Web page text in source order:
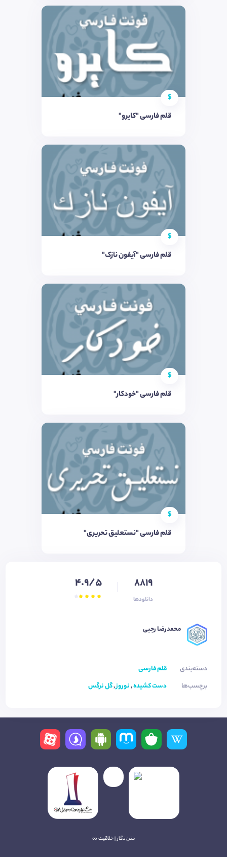
$
قلم فارسی "کایرو"
$
قلم فارسی "آیفون نازک"
$
قلم فارسی "خودکار"
$
قلم فارسی "نستعلیق تحریری"
8819
دانلودها
4.9/5
محمدرضا رجبی
دسته‌بندی
قلم فارسی
برچسب‌ها
دست کشیده,نوروز,گل نرگس
متن نگار | خلاقیت ∞